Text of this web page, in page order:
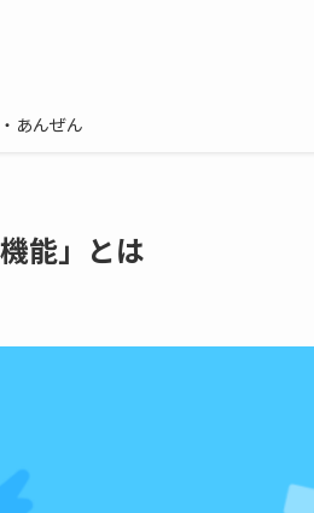
あんぜん
能」とは